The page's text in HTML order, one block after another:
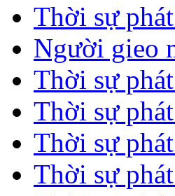
Thời sự
Người gieo
Thời sự
Thời sự
Thời sự
Thời sự